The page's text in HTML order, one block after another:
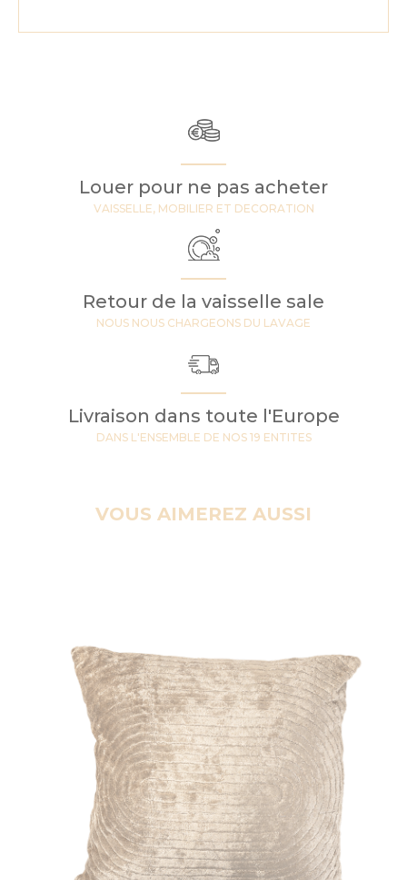
Louer pour ne pas acheter
VAISSELLE, MOBILIER ET DECORATION
Retour de la vaisselle sale
NOUS NOUS CHARGEONS DU LAVAGE
Livraison dans toute l'Europe
DANS L'ENSEMBLE DE NOS 19 ENTITES
VOUS AIMEREZ AUSSI